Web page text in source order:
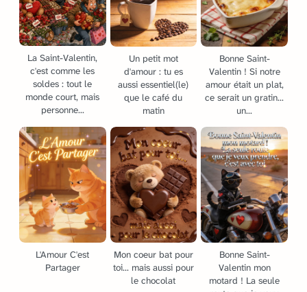
La Saint-Valentin,
c'est comme les
soldes : tout le
monde court, mais
personne...
Un petit mot
d'amour : tu es
aussi essentiel(le)
que le café du
matin
Bonne Saint-
Valentin ! Si notre
amour était un plat,
ce serait un gratin...
un...
L'Amour C'est
Partager
Mon coeur bat pour
toi... mais aussi pour
le chocolat
Bonne Saint-
Valentin mon
motard ! La seule